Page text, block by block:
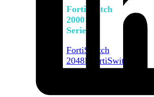
FortiSwitch
2000
Series
FortiSwitch
2048F
FortiSwitch
2048F-